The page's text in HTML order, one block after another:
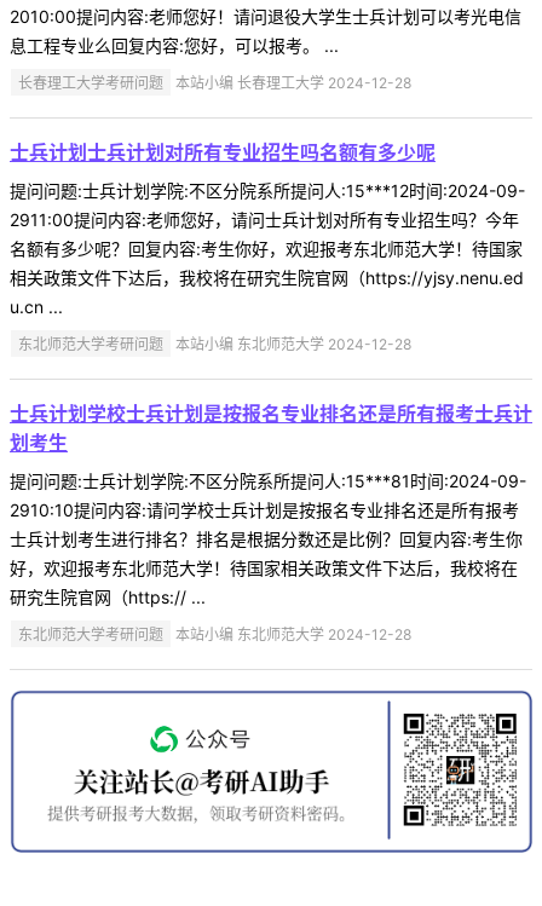
2010:00提问内容:老师您好！请问退役大学生士兵计划可以考光电信
息工程专业么回复内容:您好，可以报考。 ...
长春理工大学考研问题 本站小编 长春理工大学 2024-12-28
士兵计划士兵计划对所有专业招生吗名额有多少呢
提问问题:士兵计划学院:不区分院系所提问人:15***12时间:2024-09-
2911:00提问内容:老师您好，请问士兵计划对所有专业招生吗？今年
名额有多少呢？回复内容:考生你好，欢迎报考东北师范大学！待国家
相关政策文件下达后，我校将在研究生院官网（https://yjsy.nenu.ed
u.cn ...
东北师范大学考研问题 本站小编 东北师范大学 2024-12-28
士兵计划学校士兵计划是按报名专业排名还是所有报考士兵计
划考生
提问问题:士兵计划学院:不区分院系所提问人:15***81时间:2024-09-
2910:10提问内容:请问学校士兵计划是按报名专业排名还是所有报考
士兵计划考生进行排名？排名是根据分数还是比例？回复内容:考生你
好，欢迎报考东北师范大学！待国家相关政策文件下达后，我校将在
研究生院官网（https:// ...
东北师范大学考研问题 本站小编 东北师范大学 2024-12-28